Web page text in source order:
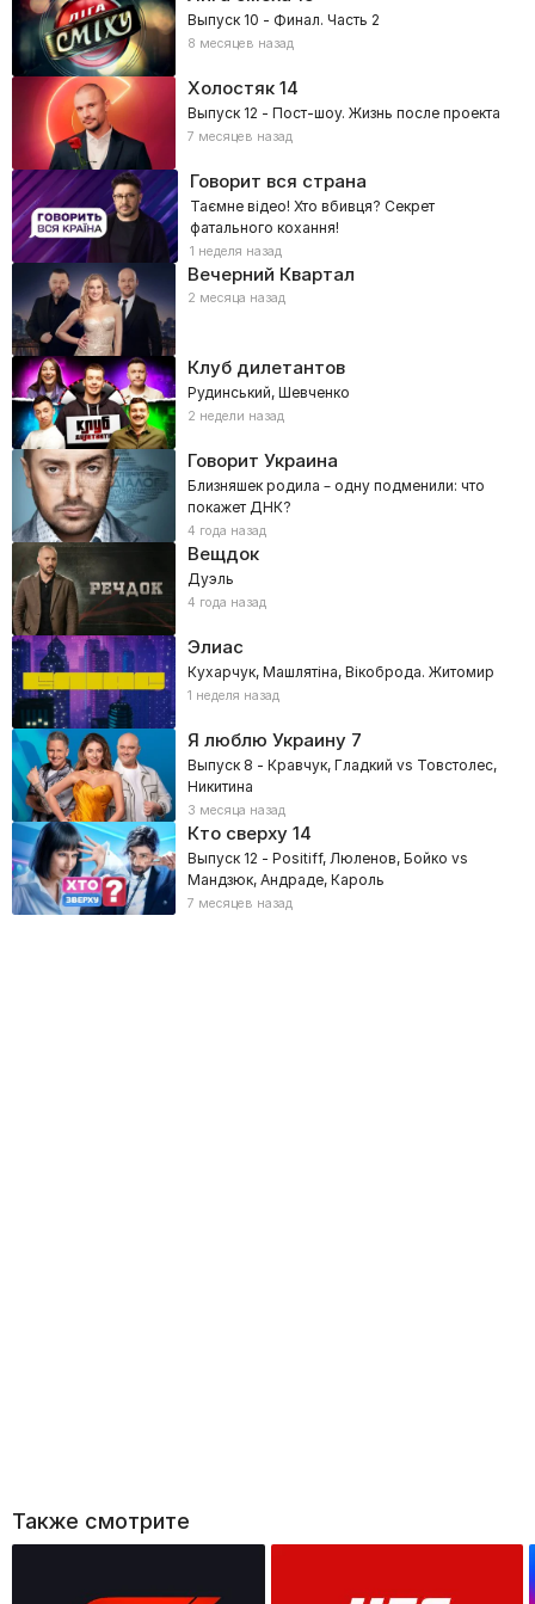
Выпуск 10 - Финал. Часть 2
8 месяцев назад
Холостяк14
Выпуск 12 - Пост-шоу. Жизнь после проекта
7 месяцев назад
Говорит вся страна
Таємне відео! Хто вбивця? Секрет
фатального кохання!
1 неделя назад
Вечерний Квартал
2 месяца назад
Клуб дилетантов
Рудинський, Шевченко
2 недели назад
Говорит Украина
Близняшек родила – одну подменили: что
покажет ДНК?
4 года назад
Вещдок
Дуэль
4 года назад
Элиас
Кухарчук, Машлятіна, Вікоброда. Житомир
1 неделя назад
Я люблю Украину7
Выпуск 8 - Кравчук, Гладкий vs Товстолес,
Никитина
3 месяца назад
Кто сверху14
Выпуск 12 - Positiff, Люленов, Бойко vs
Мандзюк, Андраде, Кароль
7 месяцев назад
Также смотрите